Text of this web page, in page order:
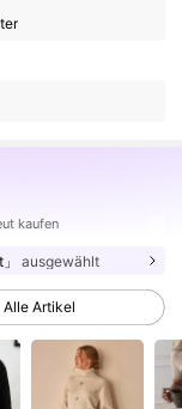
kaufen
ausgewählt
Alle Artikel